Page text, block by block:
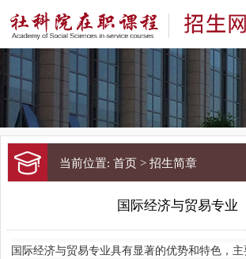
当前位置: 首页 > 招生简章
‌国际经济与贸易专业
国际经济与贸易专业具有显著的优势和特色，